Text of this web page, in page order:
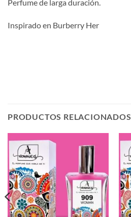
Perfume de larga duración.
Inspirado en Burberry Her
PRODUCTOS RELACIONADOS